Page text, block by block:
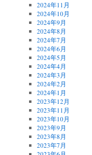
2024年11月
2024年10月
2024年9月
2024年8月
2024年7月
2024年6月
2024年5月
2024年4月
2024年3月
2024年2月
2024年1月
2023年12月
2023年11月
2023年10月
2023年9月
2023年8月
2023年7月